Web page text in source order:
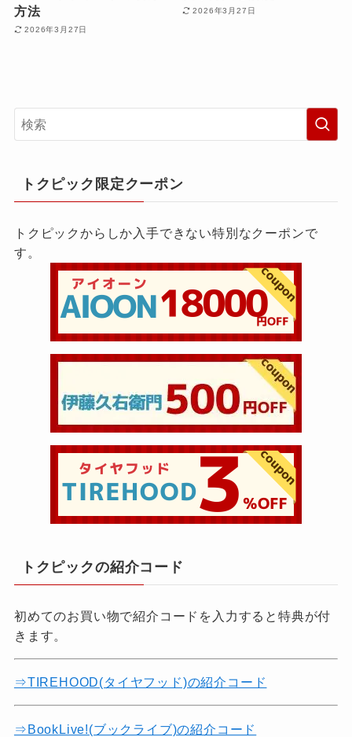
方法
2026年3月27日
2026年3月27日
トクピック限定クーポン
トクピックからしか入手できない特別なクーポンで
す。
トクピックの紹介コード
初めてのお買い物で紹介コードを入力すると特典が付
きます。
⇒TIREHOOD(タイヤフッド)の紹介コード
⇒BookLive!(ブックライブ)の紹介コード